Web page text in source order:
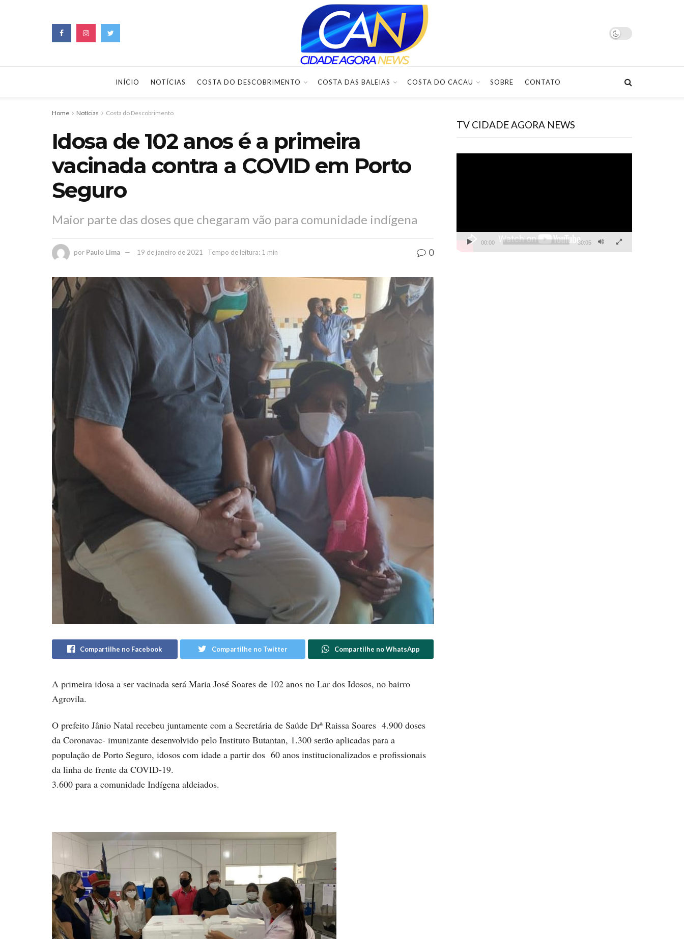
INÍCIO NOTÍCIAS COSTA DO DESCOBRIMENTO COSTA DAS BALEIAS COSTA DO CACAU SOBRE CONTATO
Home Notícias Costa do Descobrimento
Idosa de 102 anos é a primeira
vacinada contra a COVID em Porto
Seguro
Maior parte das doses que chegaram vão para comunidade indígena
por Paulo Lima 19 de janeiro de 2021 Tempo de leitura: 1 min 0
Compartilhe no Facebook Compartilhe no Twitter Compartilhe no WhatsApp
A primeira idosa a ser vacinada será Maria José Soares de 102 anos no Lar dos Idosos, no bairro
Agrovila.
O prefeito Jânio Natal recebeu juntamente com a Secretária de Saúde Drª Raissa Soares 4.900 doses
da Coronavac- imunizante desenvolvido pelo Instituto Butantan, 1.300 serão aplicadas para a
população de Porto Seguro, idosos com idade a partir dos 60 anos institucionalizados e profissionais
da linha de frente da COVID-19.
3.600 para a comunidade Indígena aldeiados.
TV CIDADE AGORA NEWS
00:00 30:05